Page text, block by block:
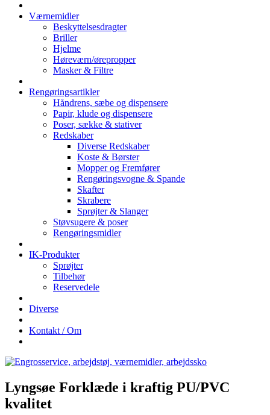
Værnemidler
Beskyttelsesdragter
Briller
Hjelme
Høreværn/ørepropper
Masker & Filtre
Rengøringsartikler
Håndrens, sæbe og dispensere
Papir, klude og dispensere
Poser, sække & stativer
Redskaber
Diverse Redskaber
Koste & Børster
Mopper og Fremfører
Rengøringsvogne & Spande
Skafter
Skrabere
Sprøjter & Slanger
Støvsugere & poser
Rengøringsmidler
IK-Produkter
Sprøjter
Tilbehør
Reservedele
Diverse
Kontakt / Om
Lyngsøe Forklæde i kraftig PU/PVC
kvalitet